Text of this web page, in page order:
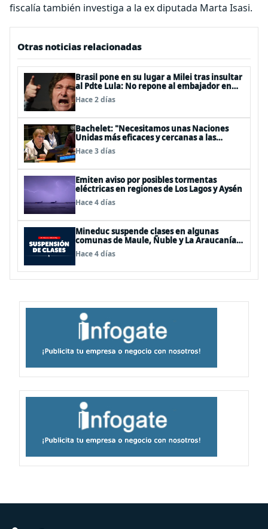
fiscalía también investiga a la ex diputada Marta Isasi.
Otras noticias relacionadas
Brasil pone en su lugar a Milei tras insultar
al Pdte Lula: No repone al embajador en
BBSS y rebaja la relación bilateral
Hace 2 días
Bachelet: "Necesitamos unas Naciones
Unidas más eficaces y cercanas a las
personas"
Hace 3 días
Emiten aviso por posibles tormentas
eléctricas en regiones de Los Lagos y Aysén
Hace 4 días
Mineduc suspende clases en algunas
comunas de Maule, Ñuble y La Araucanía
para este lunes
Hace 4 días